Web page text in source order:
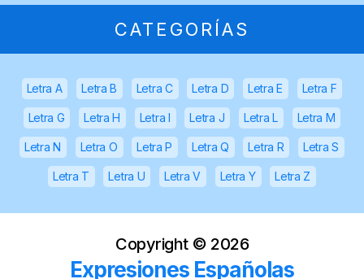
CATEGORÍAS
Letra A Letra B Letra C Letra D Letra E Letra F
Letra G Letra H Letra I Letra J Letra L Letra M
Letra N Letra O Letra P Letra Q Letra R Letra S
Letra T Letra U Letra V Letra Y Letra Z
Copyright © 2026
Expresiones Españolas